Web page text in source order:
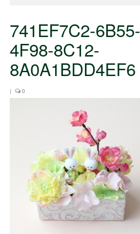
About
Portfolio
Online shop
creema
How to Order
Contact Us
741EF7C2-6B55-
4F98-8C12-
8A0A1BDD4EF6
| 0